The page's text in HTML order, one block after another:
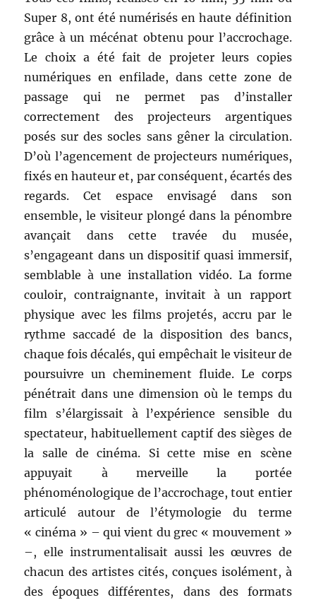
Super 8, ont été numérisés en haute définition
grâce à un mécénat obtenu pour l’accrochage.
Le choix a été fait de projeter leurs copies
numériques en enfilade, dans cette zone de
passage qui ne permet pas d’installer
correctement des projecteurs argentiques
posés sur des socles sans gêner la circulation.
D’où l’agencement de projecteurs numériques,
fixés en hauteur et, par conséquent, écartés des
regards. Cet espace envisagé dans son
ensemble, le visiteur plongé dans la pénombre
avançait dans cette travée du musée,
s’engageant dans un dispositif quasi immersif,
semblable à une installation vidéo. La forme
couloir, contraignante, invitait à un rapport
physique avec les films projetés, accru par le
rythme saccadé de la disposition des bancs,
chaque fois décalés, qui empêchait le visiteur de
poursuivre un cheminement fluide. Le corps
pénétrait dans une dimension où le temps du
film s’élargissait à l’expérience sensible du
spectateur, habituellement captif des sièges de
la salle de cinéma. Si cette mise en scène
appuyait à merveille la portée
phénoménologique de l’accrochage, tout entier
articulé autour de l’étymologie du terme
« cinéma » – qui vient du grec « mouvement »
–, elle instrumentalisait aussi les œuvres de
chacun des artistes cités, conçues isolément, à
des époques différentes, dans des formats